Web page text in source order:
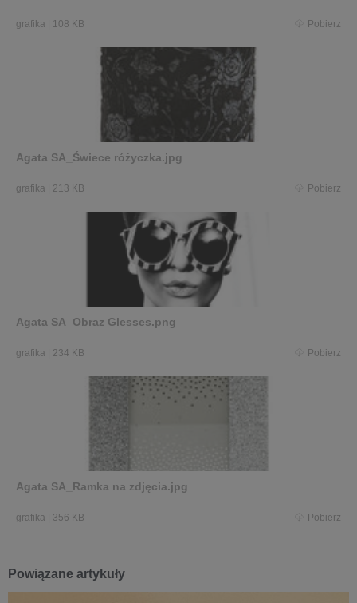
grafika 108 KB Pobierz
Agata SA_Świece różyczka.jpg
grafika 213 KB Pobierz
Agata SA_Obraz Glesses.png
grafika 234 KB Pobierz
Agata SA_Ramka na zdjęcia.jpg
grafika 356 KB Pobierz
Powiązane artykuły